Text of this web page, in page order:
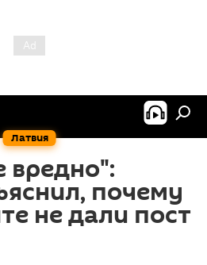
Латвия
вредно":
почему
не дали пост